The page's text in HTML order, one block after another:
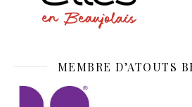
MEMBRE D’ATOUTS